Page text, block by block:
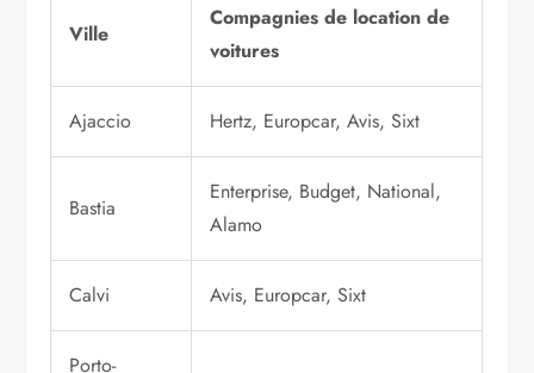
Ville
Compagnies de location de
voitures
Ajaccio Hertz, Europcar, Avis, Sixt
Bastia
Enterprise, Budget, National,
Alamo
Calvi Avis, Europcar, Sixt
Porto-